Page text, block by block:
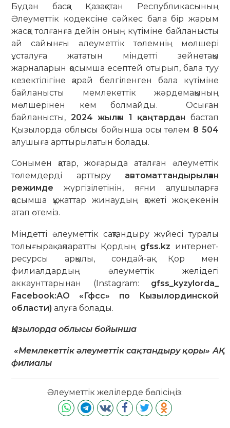
Бұдан басқа Қазақстан Республикасының
Әлеуметтік кодексіне сәйкес бала бір жарым
жасқа толғанға дейін оның күтіміне байланысты
ай сайынғы әлеуметтік төлемнің мөлшері
ұсталуға жататын міндетті зейнетақы
жарналарын қосымша есептей отырып, бала туу
кезектілігіне қарай белгіленген бала күтіміне
байланысты мемлекеттік жәрдемақының
мөлшерінен кем болмайды. Осыған
байланысты, 2024 жылғы 1 қаңтардан бастап
Қызылорда облысы бойынша осы төлем 8 504
алушыға арттырылатын болады.
Сонымен қатар, жоғарыда аталған әлеуметтік
төлемдерді арттыру автоматтандырылған
режимде жүргізілетінін, яғни алушыларға
қосымша құжаттар жинаудың қажеті жоқ екенін
атап өтеміз.
Міндетті әлеуметтік сақтандыру жүйесі туралы
толығырақ ақпаратты Қордың gfss.kz интернет-
ресурсы арқылы, сондай-ақ Қор мен
филиалдардың әлеуметтік желідегі
аккаунттарынан (Instagram: gfss_kyzylorda_
Facebook:АО «Гфсс» по Кызылординской
области)алуға болады.
Қызылорда облысы бойынша
«Мемлекеттік әлеуметтік сақтандыру қоры» АҚ
филиалы
Әлеуметтік желілерде бөлісіңіз: